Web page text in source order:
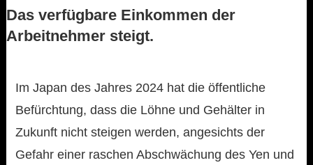
Das verfügbare Einkommen der
Arbeitnehmer steigt.
Im Japan des Jahres 2024 hat die öffentliche
Befürchtung, dass die Löhne und Gehälter in
Zukunft nicht steigen werden, angesichts der
Gefahr einer raschen Abschwächung des Yen und